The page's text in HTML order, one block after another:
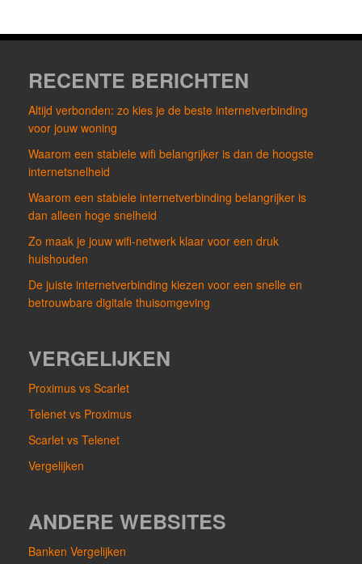
RECENTE BERICHTEN
Altijd verbonden: zo kies je de beste internetverbinding
voor jouw woning
Waarom een stabiele wifi belangrijker is dan de hoogste
internetsnelheid
Waarom een stabiele internetverbinding belangrijker is
dan alleen hoge snelheid
Zo maak je jouw wifi-netwerk klaar voor een druk
huishouden
De juiste internetverbinding kiezen voor een snelle en
betrouwbare digitale thuisomgeving
VERGELIJKEN
Proximus vs Scarlet
Telenet vs Proximus
Scarlet vs Telenet
Vergelijken
ANDERE WEBSITES
Banken Vergelijken